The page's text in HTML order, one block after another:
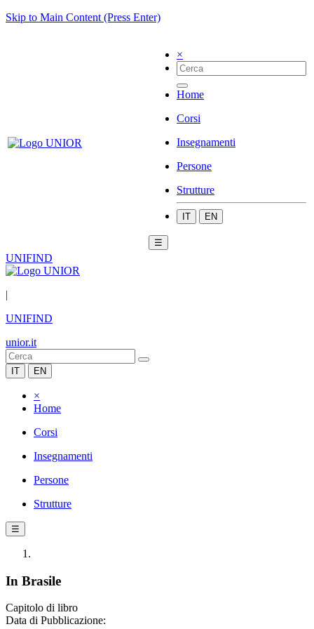
Skip to Main Content (Press Enter)
×
Home
Corsi
Insegnamenti
Persone
Strutture
IT EN
☰
UNIFIND
|
UNIFIND
unior.it
IT EN
×
Home
Corsi
Insegnamenti
Persone
Strutture
☰
In Brasile
Capitolo di libro
Data di Pubblicazione: